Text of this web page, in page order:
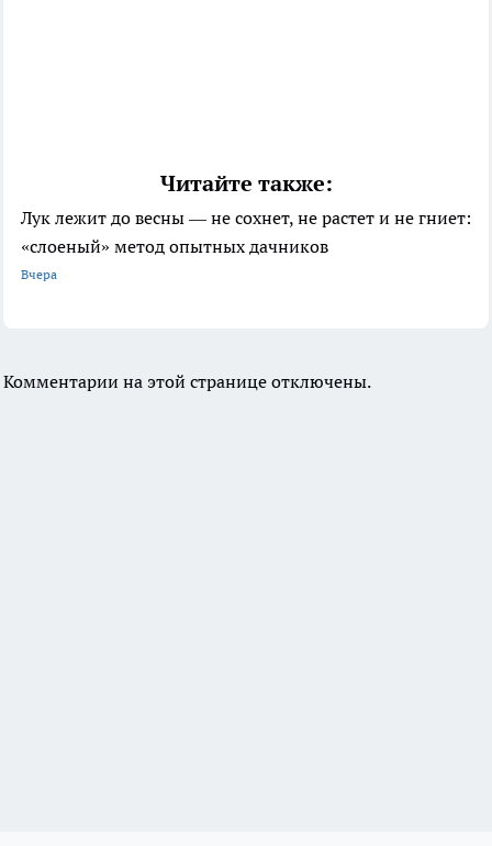
Читайте также:
Лук лежит до весны — не сохнет, не растет и не гниет:
«слоеный» метод опытных дачников
Вчера
Комментарии на этой странице отключены.